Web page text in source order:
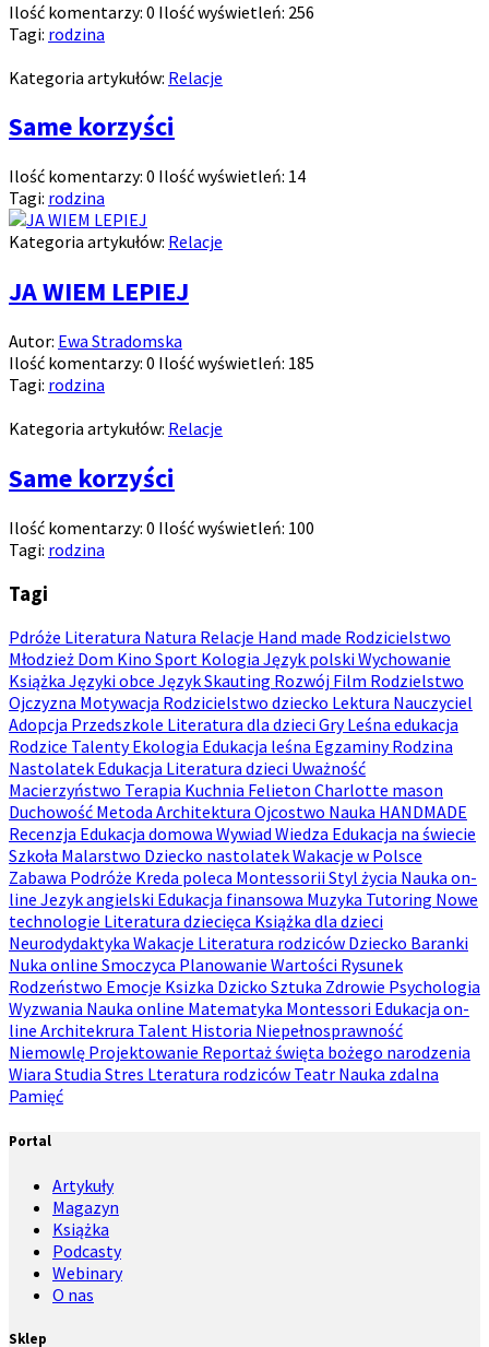
Ilość komentarzy: 0 Ilość wyświetleń: 256
Tagi: rodzina
Kategoria artykułów: Relacje
Same korzyści
Ilość komentarzy: 0 Ilość wyświetleń: 14
Tagi: rodzina
Kategoria artykułów: Relacje
JA WIEM LEPIEJ
Autor: Ewa Stradomska
Ilość komentarzy: 0 Ilość wyświetleń: 185
Tagi: rodzina
Kategoria artykułów: Relacje
Same korzyści
Ilość komentarzy: 0 Ilość wyświetleń: 100
Tagi: rodzina
Tagi
Pdróże Literatura Natura Relacje Hand made Rodzicielstwo
Młodzież Dom Kino Sport Kologia Język polskiWychowanie
Książka Języki obce JęzykSkauting Rozwój Film Rodzielstwo
Ojczyzna Motywacja Rodzicielstwo dziecko Lektura Nauczyciel
Adopcja Przedszkole Literatura dla dzieciGryLeśna edukacja
Rodzice TalentyEkologia Edukacja leśna EgzaminyRodzina
Nastolatek Edukacja Literatura dzieci Uważność
Macierzyństwo Terapia Kuchnia Felieton Charlotte mason
Duchowość Metoda Architektura Ojcostwo Nauka HANDMADE
Recenzja Edukacja domowa Wywiad Wiedza Edukacja na świecie
Szkoła Malarstwo Dziecko nastolatekWakacje w Polsce
Zabawa Podróże Kreda poleca MontessoriiStyl życia Nauka on-
line Jezyk angielski Edukacja finansowa Muzyka Tutoring Nowe
technologie Literatura dziecięca Książka dla dzieci
Neurodydaktyka Wakacje Literatura rodziców Dziecko Baranki
Nuka online Smoczyca Planowanie Wartości Rysunek
Rodzeństwo Emocje Ksizka Dzicko Sztuka Zdrowie Psychologia
Wyzwania Nauka online Matematyka Montessori Edukacja on-
line Architekrura Talent Historia Niepełnosprawność
Niemowlę Projektowanie Reportażświęta bożego narodzenia
Wiara Studia Stres Lteratura rodziców Teatr Nauka zdalna
Pamięć
Portal
Artykuły
Magazyn
Książka
Podcasty
Webinary
O nas
Sklep